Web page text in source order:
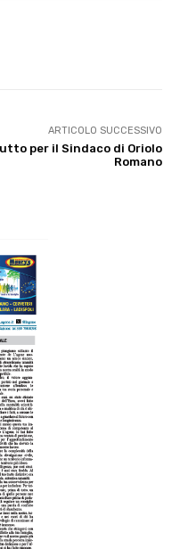
ARTICOLO SUCCESSIVO
per il Sindaco di Oriolo
Romano